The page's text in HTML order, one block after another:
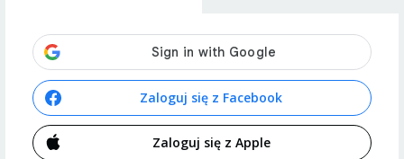
Zaloguj się z Facebook
Zaloguj się z Apple